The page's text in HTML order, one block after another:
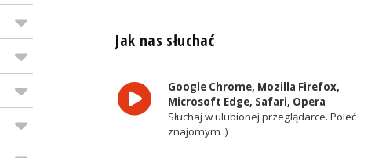
Jak nas słuchać
Google Chrome, Mozilla Firefox,
Microsoft Edge, Safari, Opera
Słuchaj w ulubionej przeglądarce. Poleć
znajomym :)